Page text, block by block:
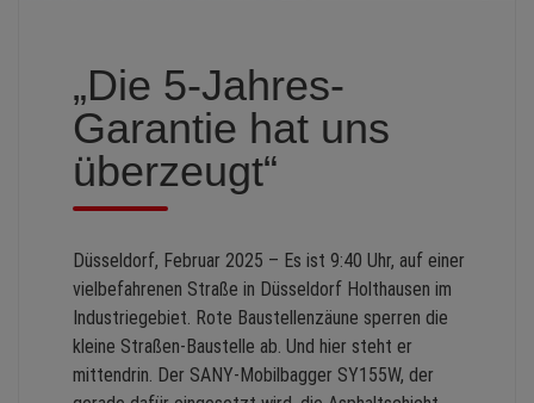
„Die 5-Jahres-
Garantie hat uns
überzeugt“
Düsseldorf, Februar 2025 – Es ist 9:40 Uhr, auf einer
vielbefahrenen Straße in Düsseldorf Holthausen im
Industriegebiet. Rote Baustellenzäune sperren die
kleine Straßen-Baustelle ab. Und hier steht er
mittendrin. Der SANY-Mobilbagger SY155W, der